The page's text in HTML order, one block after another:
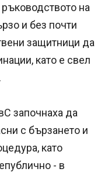
на
и без почти
защитници да
като е свел
започнаха да
с бързането и
като
- в